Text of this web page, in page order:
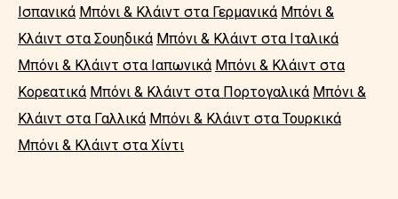
Ισπανικά Μπόνι & Κλάιντ στα Γερμανικά Μπόνι &
Κλάιντ στα Σουηδικά Μπόνι & Κλάιντ στα Ιταλικά
Μπόνι & Κλάιντ στα Ιαπωνικά Μπόνι & Κλάιντ στα
Κορεατικά Μπόνι & Κλάιντ στα Πορτογαλικά Μπόνι &
Κλάιντ στα Γαλλικά Μπόνι & Κλάιντ στα Τουρκικά
Μπόνι & Κλάιντ στα Χίντι